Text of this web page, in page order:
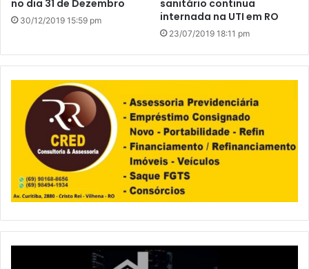
no dia 31 de Dezembro
30/12/2019 15:59 pm
sanitário continua
internada na UTI em RO
23/07/2019 18:11 pm